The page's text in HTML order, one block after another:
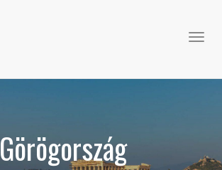
Görögország